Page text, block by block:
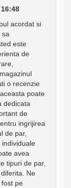
acordat si
sa
este
de
o recenzie
poate
dedicata
de
ingrijirea
de par,
avea
tipuri de par,
Ne
pe